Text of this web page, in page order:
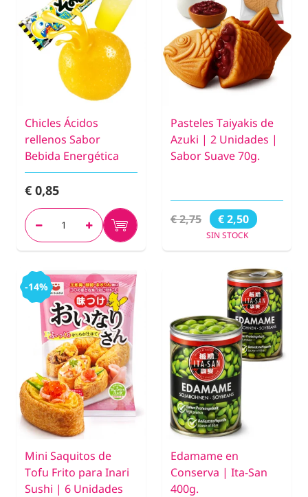
Chicles Ácidos
rellenos Sabor
Bebida Energética
€ 0,85
Pasteles Taiyakis de
Azuki | 2 Unidades |
Sabor Suave 70g.
€ 2,75 € 2,50
SIN STOCK
-14%
Mini Saquitos de
Tofu Frito para Inari
Sushi | 6 Unidades
Edamame en
Conserva | Ita-San
400g.